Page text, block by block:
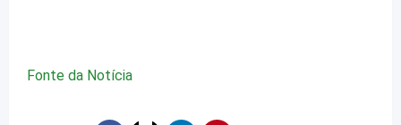
Fonte da Notícia